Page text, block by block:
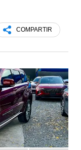
COMPARTIR